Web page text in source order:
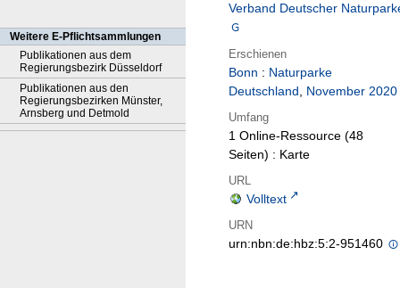
Weitere E-Pflichtsammlungen
Publikationen aus dem
Regierungsbezirk Düsseldorf
Publikationen aus den
Regierungsbezirken Münster,
Arnsberg und Detmold
Verband Deutscher
Erschienen
Bonn : Naturparke
Deutschland, November 2020
Umfang
1 Online-Ressource (48
Seiten) : Karte
URL
Volltext
URN
urn:nbn:de:hbz:5:2-951460